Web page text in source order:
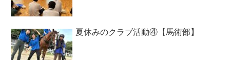
夏休みのクラブ活動④【馬術部】